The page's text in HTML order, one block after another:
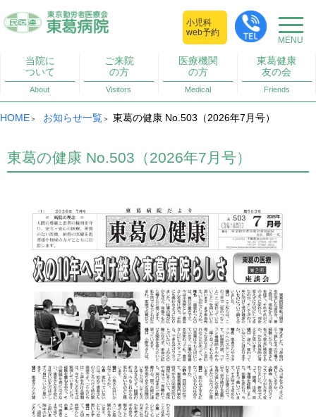
小児科
web予約
当院に
ついて
About
ご来院
の方
Visitors
医療機関
の方
Medical
東葛健康
友の会
Friends
HOME お知らせ一覧 東葛の健康 No.503（2026年7月号）
東葛の健康 No.503（2026年7月号）